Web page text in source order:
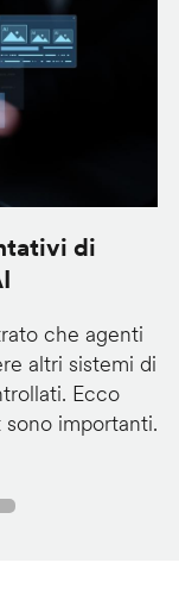
di
che agenti
altri sistemi di
Ecco
importanti.